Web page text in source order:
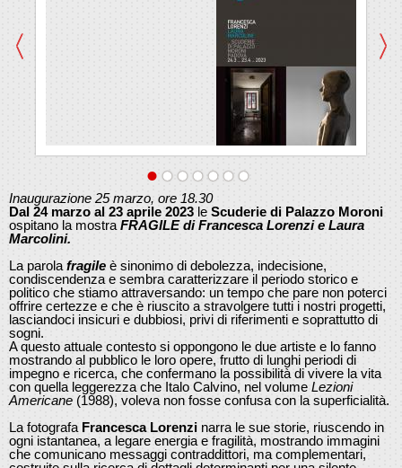
Inaugurazione 25 marzo, ore 18.30
Dal 24 marzo al 23 aprile 2023 le Scuderie di Palazzo Moroni
ospitano la mostra FRAGILE di Francesca Lorenzi e Laura
Marcolini.
La parola fragile è sinonimo di debolezza, indecisione,
condiscendenza e sembra caratterizzare il periodo storico e
politico che stiamo attraversando: un tempo che pare non poterci
offrire certezze e che è riuscito a stravolgere tutti i nostri progetti,
lasciandoci insicuri e dubbiosi, privi di riferimenti e soprattutto di
sogni.
A questo attuale contesto si oppongono le due artiste e lo fanno
mostrando al pubblico le loro opere, frutto di lunghi periodi di
impegno e ricerca, che confermano la possibilità di vivere la vita
con quella leggerezza che Italo Calvino, nel volume Lezioni
Americane (1988), voleva non fosse confusa con la superficialità.
La fotografa Francesca Lorenzi narra le sue storie, riuscendo in
ogni istantanea, a legare energia e fragilità, mostrando immagini
che comunicano messaggi contraddittori, ma complementari,